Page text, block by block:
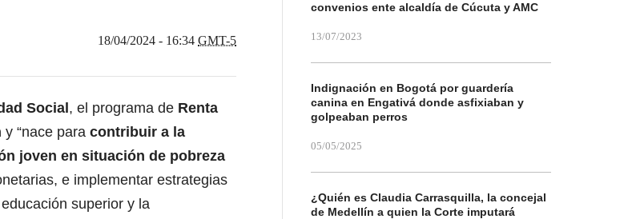
18/04/2024 - 16:34 GMT-5
Social , el programa de Renta
y “nace para contribuir a la
joven en situación de pobreza
e implementar estrategias
superior y la
convenios ente alcaldía de Cúcuta y AMC
13/07/2023
Indignación en Bogotá por guardería
canina en Engativá donde asfixiaban y
golpeaban perros
05/05/2025
¿Quién es Claudia Carrasquilla, la concejal
de Medellín a quien la Corte imputará